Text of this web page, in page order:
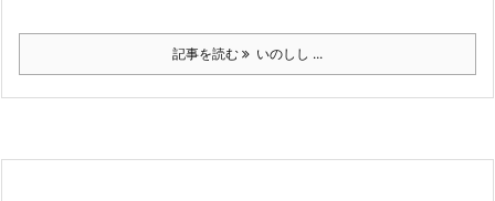
記事を読む いのしし ...